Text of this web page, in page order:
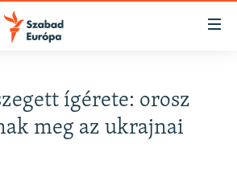
ígérete: orosz
meg az ukrajnai